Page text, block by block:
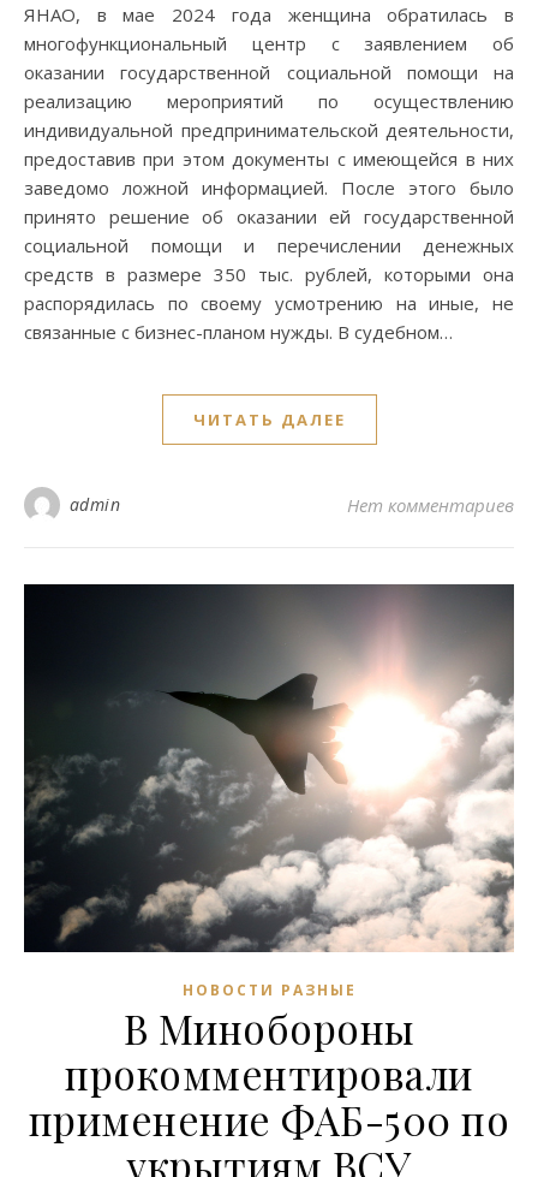
ЯНАО, в мае 2024 года женщина обратилась в
многофункциональный центр с заявлением об
оказании государственной социальной помощи на
реализацию мероприятий по осуществлению
индивидуальной предпринимательской деятельности,
предоставив при этом документы с имеющейся в них
заведомо ложной информацией. После этого было
принято решение об оказании ей государственной
социальной помощи и перечислении денежных
средств в размере 350 тыс. рублей, которыми она
распорядилась по своему усмотрению на иные, не
связанные с бизнес-планом нужды. В судебном…
ЧИТАТЬ ДАЛЕЕ
admin Нет комментариев
НОВОСТИ РАЗНЫЕ
В Минобороны
прокомментировали
применение ФАБ-500 по
укрытиям ВСУ